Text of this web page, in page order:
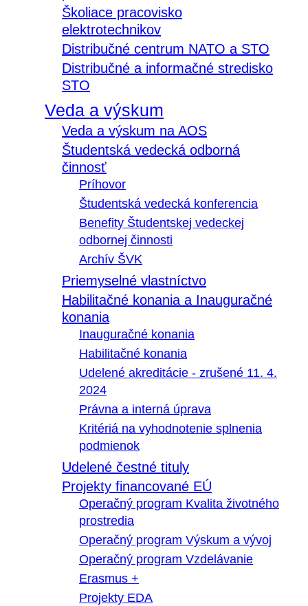
Školiace pracovisko
elektrotechnikov
Distribučné centrum NATO a STO
Distribučné a informačné stredisko
STO
Veda a výskum
Veda a výskum na AOS
Študentská vedecká odborná
činnosť
Príhovor
Študentská vedecká konferencia
Benefity Študentskej vedeckej
odbornej činnosti
Archív ŠVK
Priemyselné vlastníctvo
Habilitačné konania a Inauguračné
konania
Inauguračné konania
Habilitačné konania
Udelené akreditácie - zrušené 11. 4.
2024
Právna a interná úprava
Kritériá na vyhodnotenie splnenia
podmienok
Udelené čestné tituly
Projekty financované EÚ
Operačný program Kvalita životného
prostredia
Operačný program Výskum a vývoj
Operačný program Vzdelávanie
Erasmus +
Projekty EDA